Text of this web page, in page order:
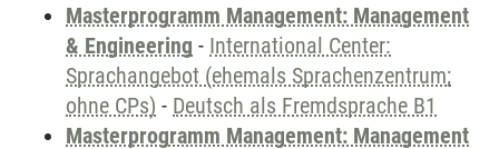
Masterprogramm Management: Management
& Engineering - International Center:
Sprachangebot (ehemals Sprachenzentrum;
ohne CPs) - Deutsch als Fremdsprache B1
Masterprogramm Management: Management